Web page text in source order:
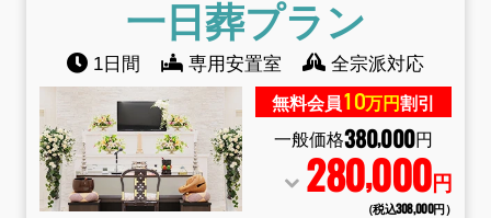
一日葬プラン
1日間 専用安置室 全宗派対応
無料会員10万円割引
一般価格380,000円
280,000円
（税込308,000円）